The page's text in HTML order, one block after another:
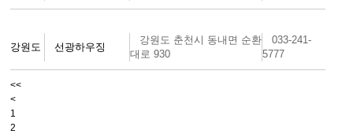
강원도 선광하우징
강원도 춘천시 동내면 순환
대로 930
033-241-
5777
<<
<
1
2